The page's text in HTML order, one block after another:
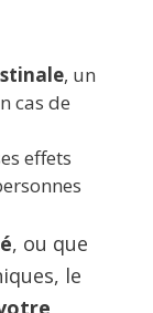
, un
cas de
effets
, ou que
le